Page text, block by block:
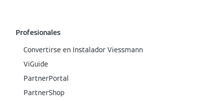
Profesionales
Convertirse en Instalador Viessmann
ViGuide
PartnerPortal
PartnerShop